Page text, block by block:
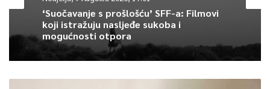
slučajevima prekomjerne zagađenosti zraka, proglasilo epizodu
“Pripravnost” u zonama A,B,C,D sa preporukama u cilju zaštite
zdravlja građana usljed povišenih koncentracija zagađujućih
‘Suočavanje s prošlošću’ SFF-a: Filmovi
koji istražuju nasljeđe sukoba i
mogućnosti otpora